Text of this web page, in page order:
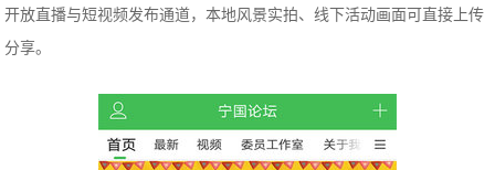
开放直播与短视频发布通道，本地风景实拍、线下活动画面可直接上传
分享。